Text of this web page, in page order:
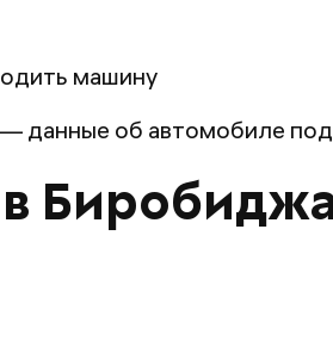
машину
данные об автомобиле